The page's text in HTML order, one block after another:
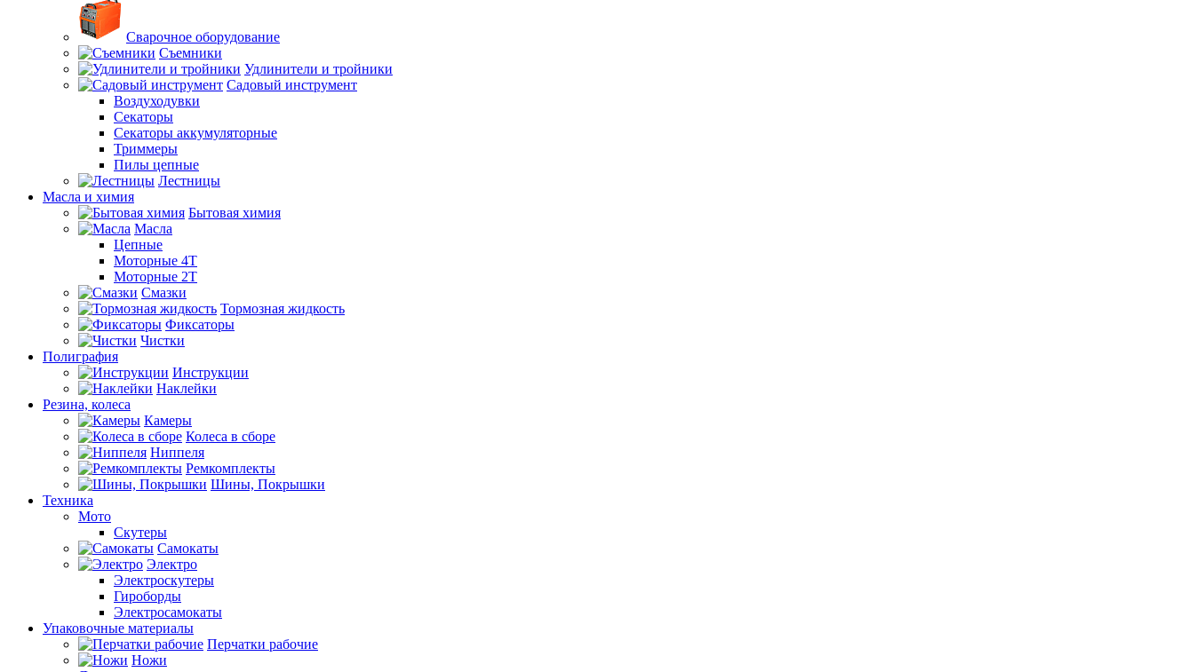
Сварочное оборудование
Съемники
Удлинители и тройники
Садовый инструмент
Воздуходувки
Секаторы
Секаторы аккумуляторные
Триммеры
Пилы цепные
Лестницы
Масла и химия
Бытовая химия
Масла
Цепные
Моторные 4Т
Моторные 2Т
Смазки
Тормозная жидкость
Фиксаторы
Чистки
Полиграфия
Инструкции
Наклейки
Резина, колеса
Камеры
Колеса в сборе
Ниппеля
Ремкомплекты
Шины, Покрышки
Техника
Мото
Скутеры
Самокаты
Электро
Электроскутеры
Гироборды
Электросамокаты
Упаковочные материалы
Перчатки рабочие
Ножи